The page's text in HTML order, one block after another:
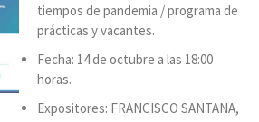
tiempos de pandemia / programa de
prácticas y vacantes.
Fecha: 14 de octubre a las 18:00
horas.
Expositores: FRANCISCO SANTANA,